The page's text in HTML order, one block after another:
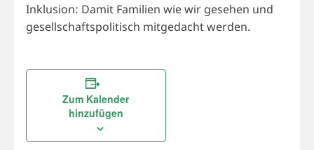
Inklusion: Damit Familien wie wir gesehen und
gesellschaftspolitisch mitgedacht werden.
Zum Kalender
hinzufügen